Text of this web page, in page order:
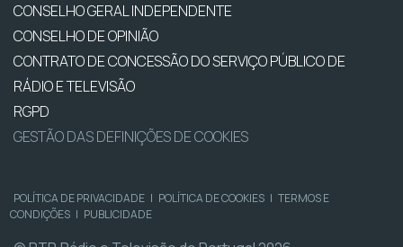
CONSELHO GERAL INDEPENDENTE
CONSELHO DE OPINIÃO
CONTRATO DE CONCESSÃO DO SERVIÇO PÚBLICO DE
RÁDIO E TELEVISÃO
RGPD
GESTÃO DAS DEFINIÇÕES DE COOKIES
POLÍTICA DE PRIVACIDADE | POLÍTICA DE COOKIES | TERMOS E
CONDIÇÕES | PUBLICIDADE